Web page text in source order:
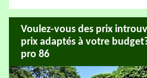
Voulez-vous des prix
prix adaptés à votre
pro 86